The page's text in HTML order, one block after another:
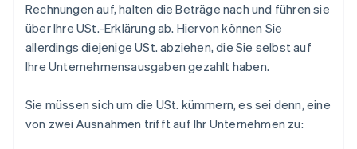
Rechnungen auf, halten die Beträge nach und führen sie
über Ihre USt.-Erklärung ab. Hiervon können Sie
allerdings diejenige USt. abziehen, die Sie selbst auf
Ihre Unternehmensausgaben gezahlt haben.
Sie müssen sich um die USt. kümmern, es sei denn, eine
von zwei Ausnahmen trifft auf Ihr Unternehmen zu: